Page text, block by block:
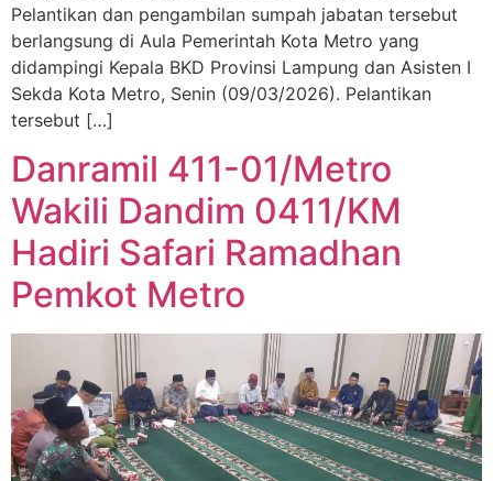
Pelantikan dan pengambilan sumpah jabatan tersebut
berlangsung di Aula Pemerintah Kota Metro yang
didampingi Kepala BKD Provinsi Lampung dan Asisten I
Sekda Kota Metro, Senin (09/03/2026). Pelantikan
tersebut […]
Danramil 411-01/Metro
Wakili Dandim 0411/KM
Hadiri Safari Ramadhan
Pemkot Metro